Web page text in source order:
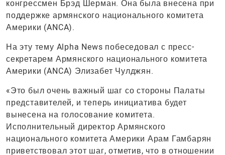
конгрессмен Брэд Шерман. Она была внесена при
поддержке армянского национального комитета
Америки (ANCA).
На эту тему Alpha News побеседовал с пресс-
секретарем Армянского национального комитета
Америки (ANCA) Элизабет Чулджян.
«Это был очень важный шаг со стороны Палаты
представителей, и теперь инициатива будет
вынесена на голосование комитета.
Исполнительный директор Армянского
национального комитета Америки Арам Гамбарян
приветствовал этот шаг, отметив, что в отношении